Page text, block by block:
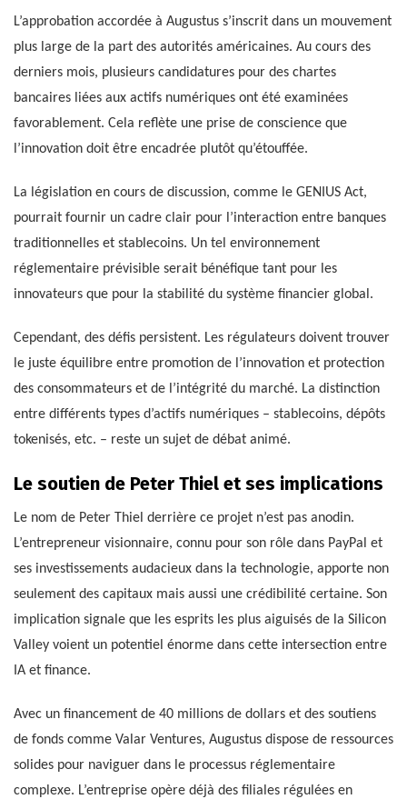
L’approbation accordée à Augustus s’inscrit dans un mouvement
plus large de la part des autorités américaines. Au cours des
derniers mois, plusieurs candidatures pour des chartes
bancaires liées aux actifs numériques ont été examinées
favorablement. Cela reflète une prise de conscience que
l’innovation doit être encadrée plutôt qu’étouffée.
La législation en cours de discussion, comme le GENIUS Act,
pourrait fournir un cadre clair pour l’interaction entre banques
traditionnelles et stablecoins. Un tel environnement
réglementaire prévisible serait bénéfique tant pour les
innovateurs que pour la stabilité du système financier global.
Cependant, des défis persistent. Les régulateurs doivent trouver
le juste équilibre entre promotion de l’innovation et protection
des consommateurs et de l’intégrité du marché. La distinction
entre différents types d’actifs numériques – stablecoins, dépôts
tokenisés, etc. – reste un sujet de débat animé.
Le soutien de Peter Thiel et ses implications
Le nom de Peter Thiel derrière ce projet n’est pas anodin.
L’entrepreneur visionnaire, connu pour son rôle dans PayPal et
ses investissements audacieux dans la technologie, apporte non
seulement des capitaux mais aussi une crédibilité certaine. Son
implication signale que les esprits les plus aiguisés de la Silicon
Valley voient un potentiel énorme dans cette intersection entre
IA et finance.
Avec un financement de 40 millions de dollars et des soutiens
de fonds comme Valar Ventures, Augustus dispose de ressources
solides pour naviguer dans le processus réglementaire
complexe. L’entreprise opère déjà des filiales régulées en